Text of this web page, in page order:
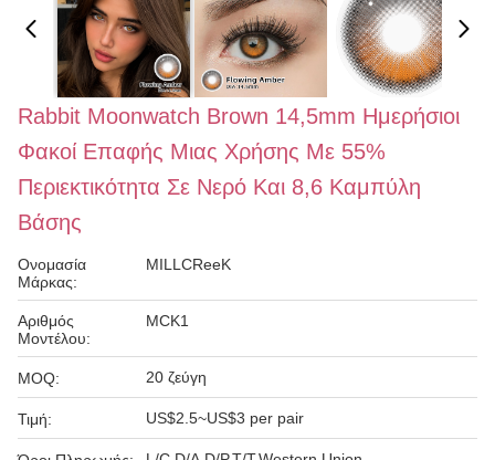
Rabbit Moonwatch Brown 14,5mm Ημερήσιοι
Φακοί Επαφής Μιας Χρήσης Με 55%
Περιεκτικότητα Σε Νερό Και 8,6 Καμπύλη
Βάσης
Ονομασία
Μάρκας:
MILLCReeK
Αριθμός
Μοντέλου:
MCK1
MOQ: 20 ζεύγη
Τιμή: US$2.5~US$3 per pair